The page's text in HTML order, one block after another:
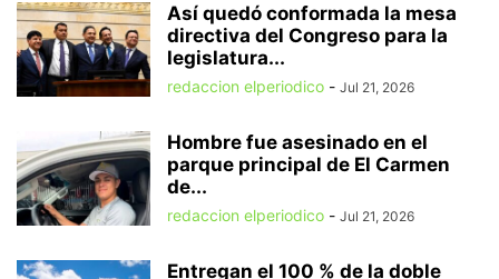
Así quedó conformada la mesa
directiva del Congreso para la
legislatura...
redaccion elperiodico - Jul 21, 2026
Hombre fue asesinado en el
parque principal de El Carmen
de...
redaccion elperiodico - Jul 21, 2026
Entregan el 100 % de la doble